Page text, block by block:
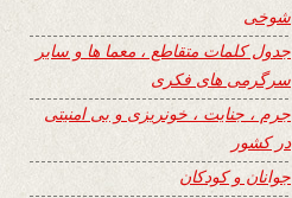
شوخی
جدول کلمات متقاطع ، معما ها و سایر
سرگرمی های فکری
جرم ، جنایت ، خونریزی و بی امنیتی
در کشور
جوانان و کودکان